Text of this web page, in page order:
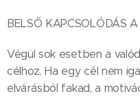
BELSŐ KAPCSOLÓDÁS
Végül sok esetben a
célhoz. Ha egy cél nem
elvárásból fakad, a